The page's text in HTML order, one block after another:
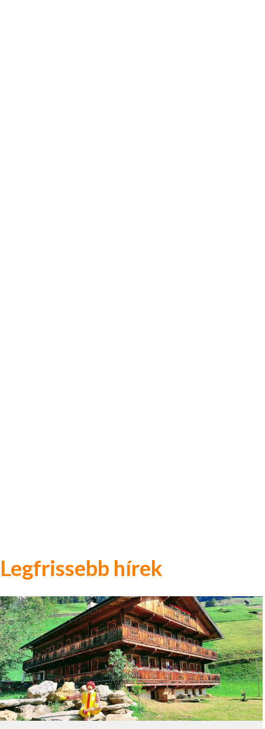
Legfrissebb hírek